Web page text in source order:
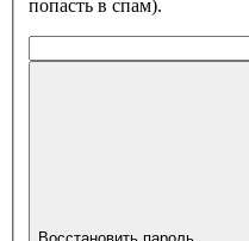
попасть в спам).